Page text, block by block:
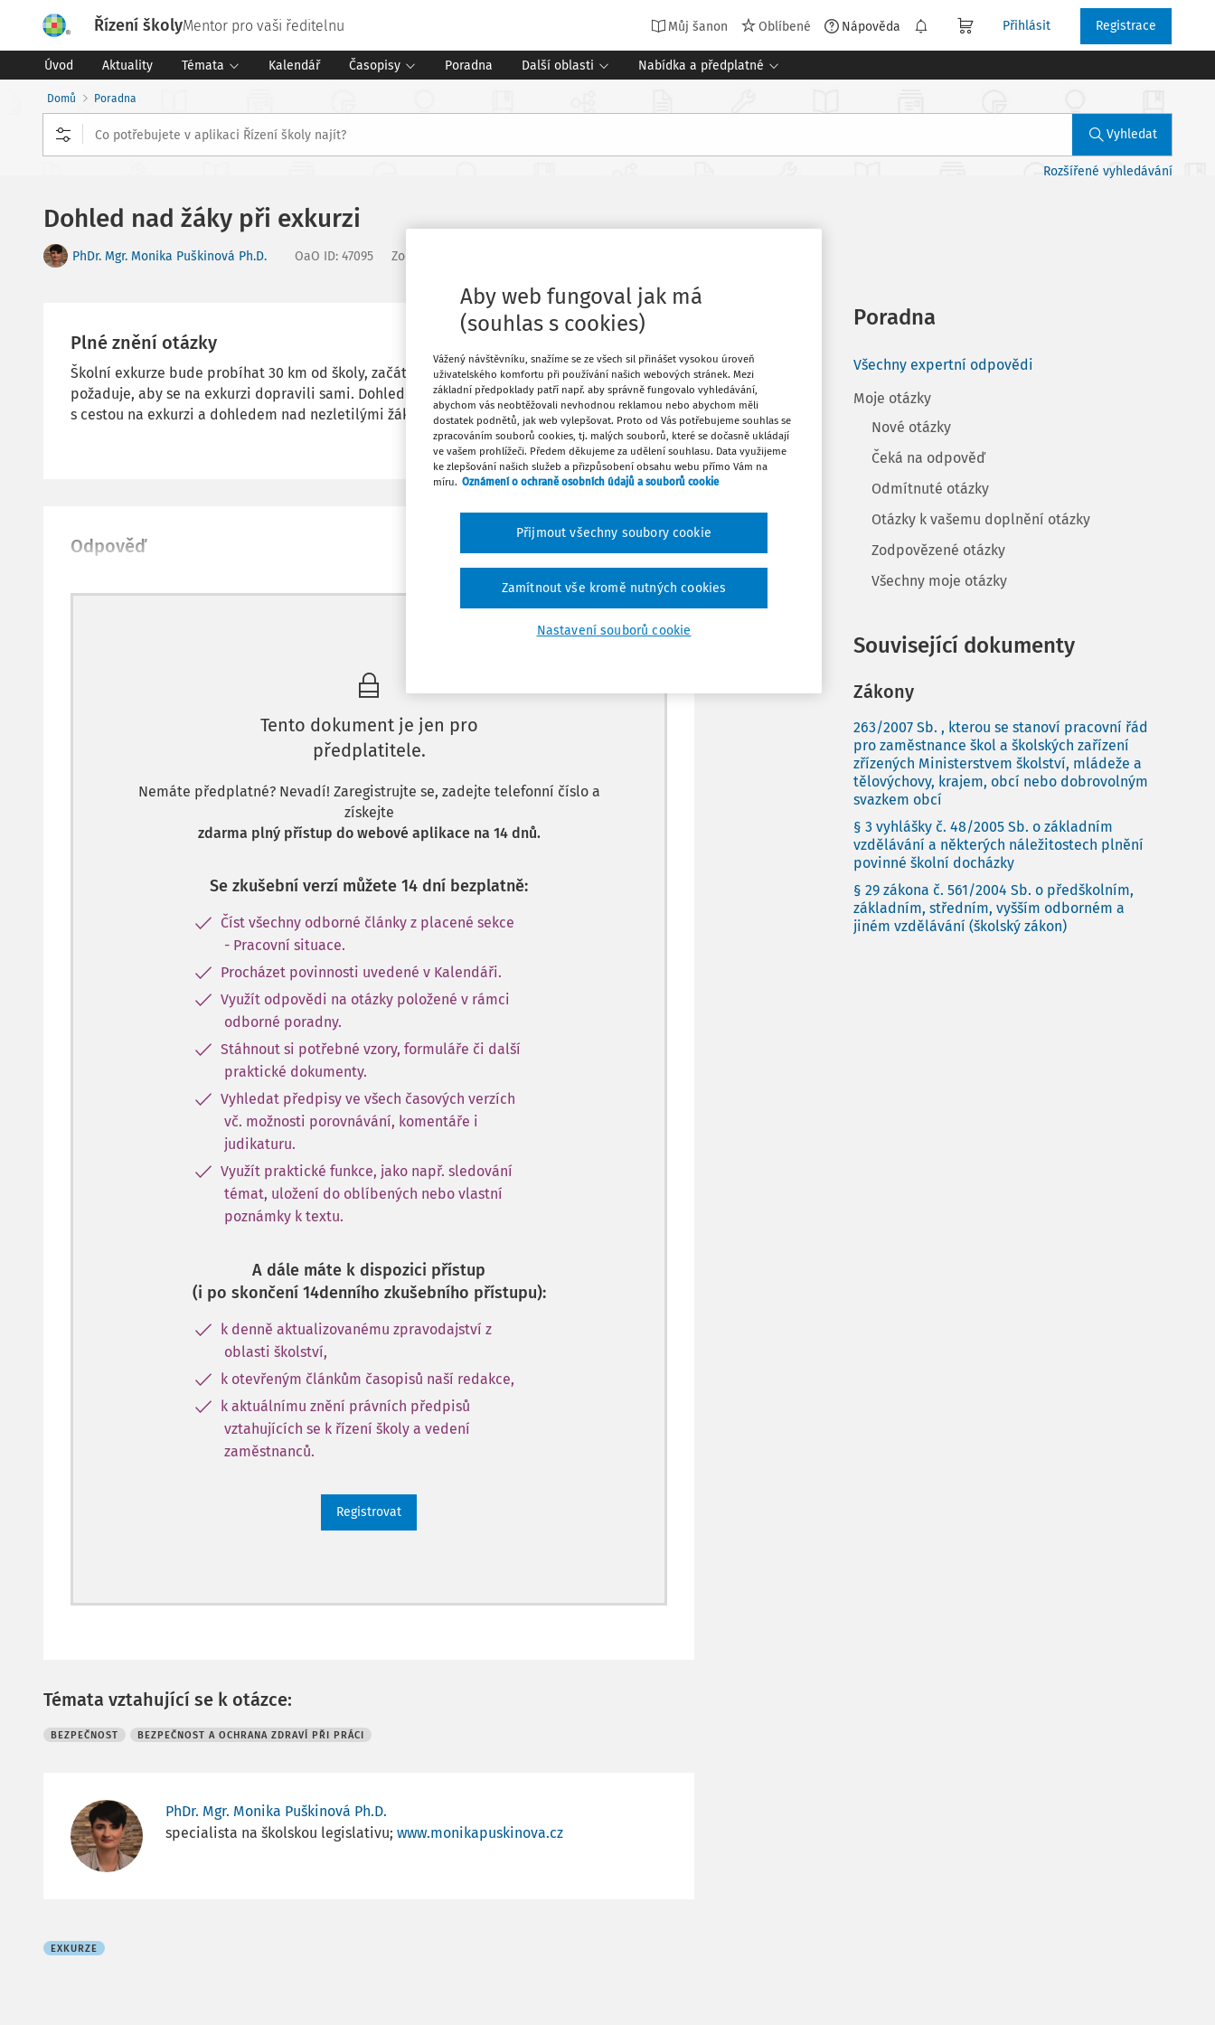
Řízení školyMentor pro vaši ředitelnu Můj šanon Oblíbené Nápověda Přihlásit Registrace
Úvod Aktuality Témata Kalendář Časopisy Poradna Další oblasti Nabídka a předplatné
Domů Poradna
Vyhledat
Rozšířené vyhledávání
Dohled nad žáky při exkurzi
PhDr. Mgr. Monika Puškinová Ph.D. OaO ID: 47095 Zodpovězeno
Plné znění otázky
Školní exkurze bude probíhat 30 km od školy, začátek je v 9.50. Škola po 15letých žácích
požaduje, aby se na exkurzi dopravili sami. Dohled bude pouze při samotné akci. Jak je to
s cestou na exkurzi a dohledem nad nezletilými žáky při takovéto vzdálenosti?
Odpověď
Tento dokument je jen pro
předplatitele.
Nemáte předplatné? Nevadí! Zaregistrujte se, zadejte telefonní číslo a
získejte
zdarma plný přístup do webové aplikace na 14 dnů.
Se zkušební verzí můžete 14 dní bezplatně:
Číst všechny odborné články z placené sekce
- Pracovní situace.
Procházet povinnosti uvedené v Kalendáři.
Využít odpovědi na otázky položené v rámci
odborné poradny.
Stáhnout si potřebné vzory, formuláře či další
praktické dokumenty.
Vyhledat předpisy ve všech časových verzích
vč. možnosti porovnávání, komentáře i
judikaturu.
Využít praktické funkce, jako např. sledování
témat, uložení do oblíbených nebo vlastní
poznámky k textu.
A dále máte k dispozici přístup
(i po skončení 14denního zkušebního přístupu):
k denně aktualizovanému zpravodajství z
oblasti školství,
k otevřeným článkům časopisů naší redakce,
k aktuálnímu znění právních předpisů
vztahujících se k řízení školy a vedení
zaměstnanců.
Registrovat
Témata vztahující se k otázce:
BEZPEČNOST BEZPEČNOST A OCHRANA ZDRAVÍ PŘI PRÁCI
PhDr. Mgr. Monika Puškinová Ph.D.
specialista na školskou legislativu; www.monikapuskinova.cz
EXKURZE
Stáhnout
Tisknout
Poznámka
Poradna
Všechny expertní odpovědi
Moje otázky
Nové otázky
Čeká na odpověď
Odmítnuté otázky
Otázky k vašemu doplnění otázky
Zodpovězené otázky
Všechny moje otázky
Související dokumenty
Zákony
263/2007 Sb. , kterou se stanoví pracovní řád
pro zaměstnance škol a školských zařízení
zřízených Ministerstvem školství, mládeže a
tělovýchovy, krajem, obcí nebo dobrovolným
svazkem obcí
§ 3 vyhlášky č. 48/2005 Sb. o základním
vzdělávání a některých náležitostech plnění
povinné školní docházky
§ 29 zákona č. 561/2004 Sb. o předškolním,
základním, středním, vyšším odborném a
jiném vzdělávání (školský zákon)
Aby web fungoval jak má
(souhlas s cookies)
Vážený návštěvníku, snažíme se ze všech sil přinášet vysokou úroveň
uživatelského komfortu při používání našich webových stránek. Mezi
základní předpoklady patří např. aby správně fungovalo vyhledávání,
abychom vás neobtěžovali nevhodnou reklamou nebo abychom měli
dostatek podnětů, jak web vylepšovat. Proto od Vás potřebujeme souhlas se
zpracováním souborů cookies, tj. malých souborů, které se dočasně ukládají
ve vašem prohlížeči. Předem děkujeme za udělení souhlasu. Data využijeme
ke zlepšování našich služeb a přizpůsobení obsahu webu přímo Vám na
míru. Oznámení o ochraně osobních údajů a souborů cookie
Nastavení souborů cookie
Zamítnout vše kromě nutných cookies
Přijmout všechny soubory cookie